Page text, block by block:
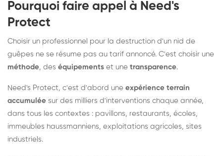
Pourquoi faire appel à Need's
Protect
Choisir un professionnel pour la destruction d'un nid de
guêpes ne se résume pas au tarif annoncé. C'est choisir une
méthode, des équipements et une transparence.
Need's Protect, c'est d'abord une expérience terrain
accumulée sur des milliers d'interventions chaque année,
dans tous les contextes : pavillons, restaurants, écoles,
immeubles haussmanniens, exploitations agricoles, sites
industriels.